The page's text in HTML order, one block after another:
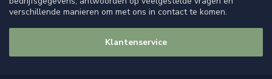
verschillende manieren om met ons in contact te komen.
Klantenservice